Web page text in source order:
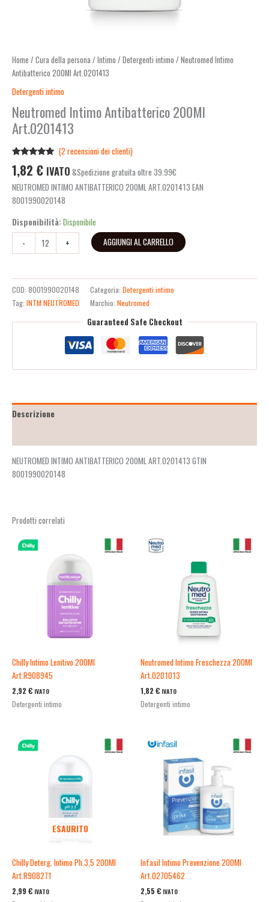
Home / Cura della persona / Intimo / Detergenti intimo / Neutromed Intimo
Antibatterico 200Ml Art.0201413
Detergenti intimo
Neutromed Intimo Antibatterico 200Ml
Art.0201413
5.00su 5
su base di
recensioni
(2 recensioni dei clienti)
1,82 € IVATO &Spedizione gratuita oltre 39.99€
NEUTROMED INTIMO ANTIBATTERICO 200ML ART.0201413 EAN
8001990020148
Disponibilità:Disponibile
-
+ AGGIUNGI AL CARRELLO
COD: 8001990020148 Categoria: Detergenti intimo
Tag: INTM NEUTROMED Marchio: Neutromed
Guaranteed Safe Checkout
Descrizione
NEUTROMED INTIMO ANTIBATTERICO 200ML ART.0201413 GTIN
8001990020148
Prodotti correlati
Chilly Intimo Lenitivo 200Ml
Art.R908945
2,92 € IVATO
Detergenti intimo
Neutromed Intimo Freschezza 200Ml
Art.0201013
1,82 € IVATO
Detergenti intimo
ESAURITO
Chilly Deterg. Intimo Ph.3,5 200Ml
Art.R908271
2,99 € IVATO
Infasil Intimo Prevenzione 200Ml
Art.02705462
2,55 € IVATO